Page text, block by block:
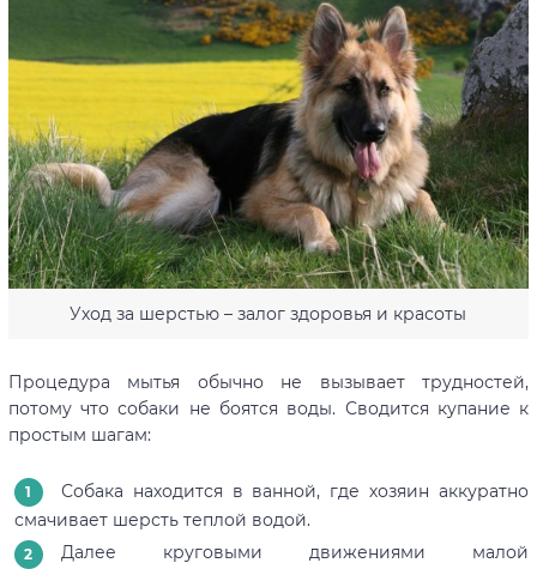
Уход за шерстью – залог здоровья и красоты
Процедура мытья обычно не вызывает трудностей,
потому что собаки не боятся воды. Сводится купание к
простым шагам:
Собака находится в ванной, где хозяин аккуратно
смачивает шерсть теплой водой.
Далее круговыми движениями малой